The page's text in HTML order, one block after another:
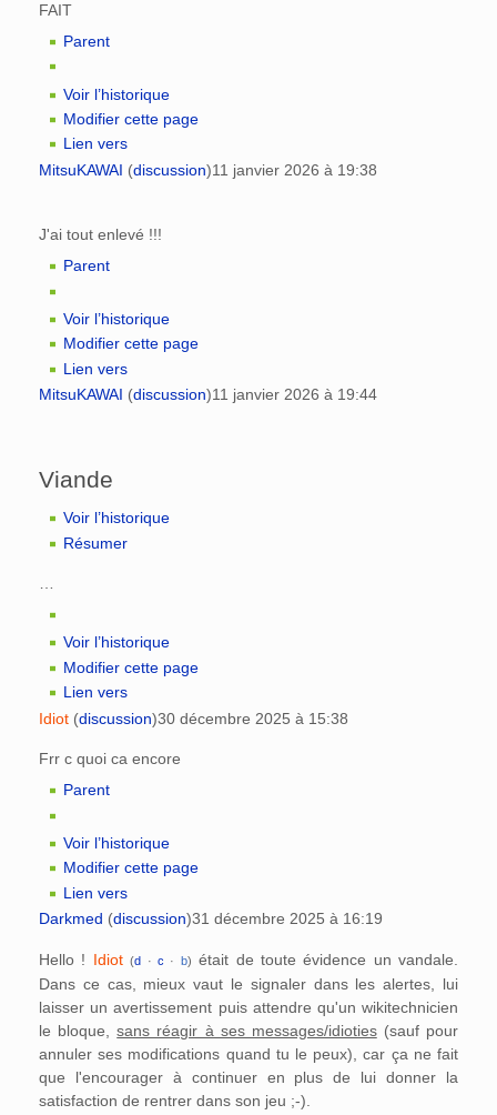
FAIT
Parent
Voir l’historique
Modifier cette page
Lien vers
MitsuKAWAI (discussion)11 janvier 2026 à 19:38
J'ai tout enlevé !!!
Parent
Voir l’historique
Modifier cette page
Lien vers
MitsuKAWAI (discussion)11 janvier 2026 à 19:44
Viande
Voir l’historique
Résumer
…
Voir l’historique
Modifier cette page
Lien vers
Idiot (discussion)30 décembre 2025 à 15:38
Frr c quoi ca encore
Parent
Voir l’historique
Modifier cette page
Lien vers
Darkmed (discussion)31 décembre 2025 à 16:19
Hello ! Idiot (d · c · b) était de toute évidence un vandale.
Dans ce cas, mieux vaut le signaler dans les alertes, lui
laisser un avertissement puis attendre qu'un wikitechnicien
le bloque,sans réagir à ses messages/idioties(sauf pour
annuler ses modifications quand tu le peux), car ça ne fait
que l'encourager à continuer en plus de lui donner la
satisfaction de rentrer dans son jeu ;-).